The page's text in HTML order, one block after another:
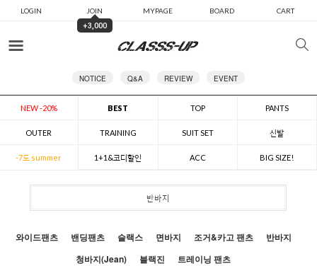
LOGIN JOIN MYPAGE BOARD CART
+3,000
NOTICE Q&A REVIEW EVENT
NEW -20% BEST TOP PANTS
OUTER TRAINING SUIT SET 신발
-7도 summer 1+1&코디할인 ACC BIG SIZE!
반바지
와이드팬츠 밴딩팬츠 슬랙스 면바지 조거&카고 팬츠
반바지
청바지(Jean)
블랙진 트레이닝 팬츠